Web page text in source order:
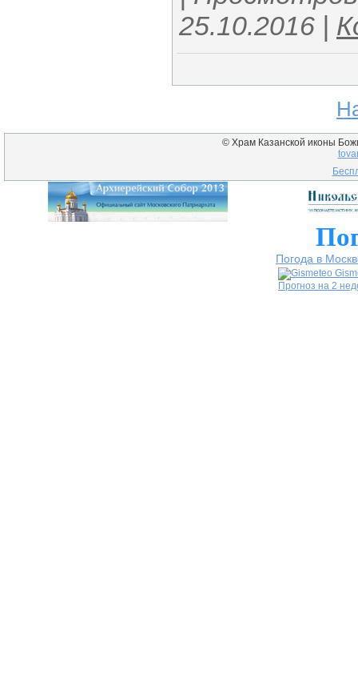
25.10.2016 |
© Храм Казанской иконы
Погода в
Прогноз на 2